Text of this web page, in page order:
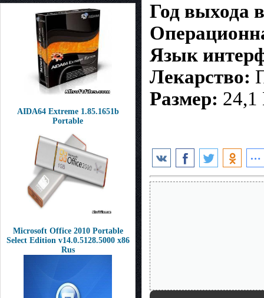
AIDA64 Extreme 1.85.1651b
Portable
Microsoft Office 2010 Portable
Select Edition v14.0.5128.5000 x86
Rus
Год выхода
Язык
Лекарство:
Размер: